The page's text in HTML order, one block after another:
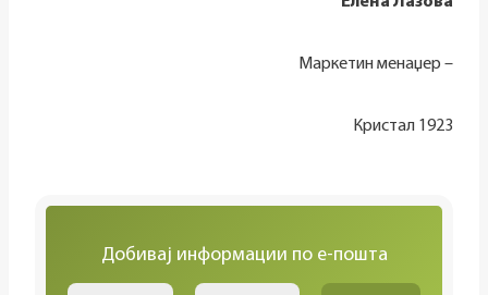
Маркетин менаџер –
Кристал 1923
Добивај информации по е-пошта